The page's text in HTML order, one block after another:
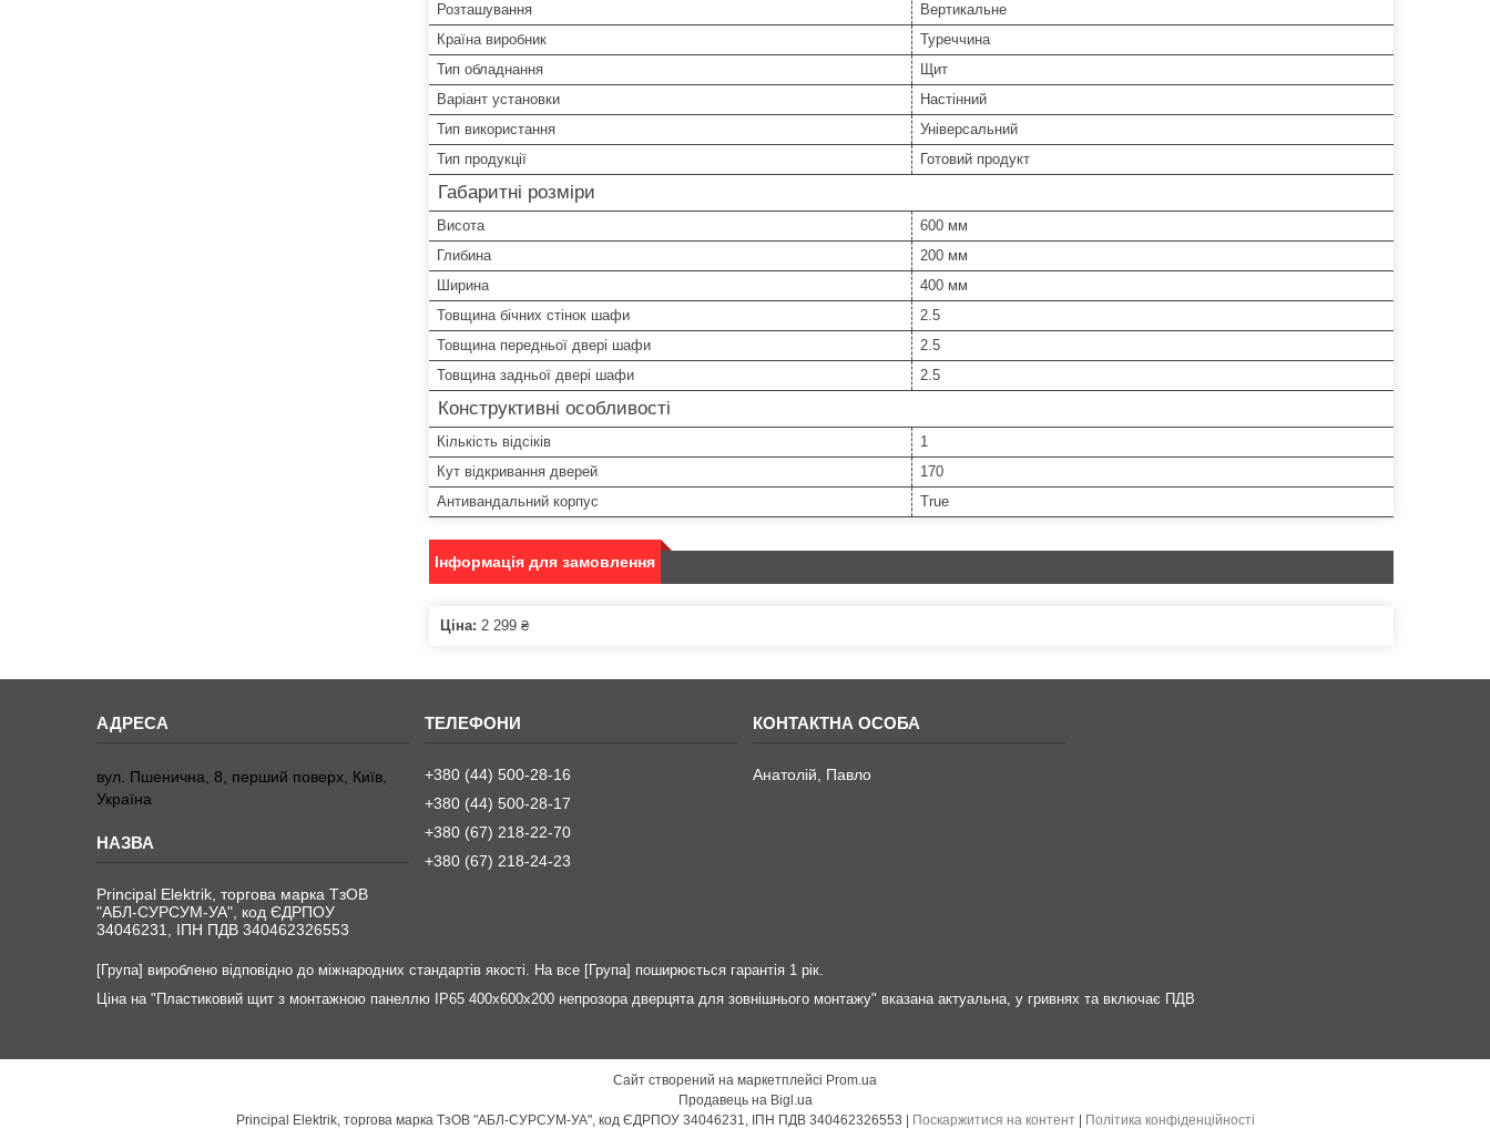
Розташування
Вертикальне
Країна виробник
Туреччина
Тип обладнання
Щит
Варіант установки
Настінний
Тип використання
Універсальний
Тип продукції
Готовий продукт
Габаритні розміри
Висота
600 мм
Глибина
200 мм
Ширина
400 мм
Товщина бічних стінок шафи
2.5
Товщина передньої двері шафи
2.5
Товщина задньої двері шафи
2.5
Конструктивні особливості
Кількість відсіків
1
Кут відкривання дверей
170
Антивандальний корпус
True
Інформація для замовлення
Ціна: 2 299 ₴
вул. Пшенична, 8, перший поверх, Київ,
Україна
Principal Elektrik, торгова марка ТзОВ
"АБЛ-СУРСУМ-УА", код ЄДРПОУ
34046231, ІПН ПДВ 340462326553
+380 (44) 500-28-16
+380 (44) 500-28-17
+380 (67) 218-22-70
+380 (67) 218-24-23
Анатолій, Павло
[Група] вироблено відповідно до міжнародних стандартів якості. На все [Група] поширюється гарантія 1 рік.
Ціна на "Пластиковий щит з монтажною панеллю IP65 400х600х200 непрозора дверцята для зовнішнього монтажу" вказана актуальна, у гривнях та включає ПДВ
Сайт створений на маркетплейсі Prom.ua
Продавець на Bigl.ua
Поскаржитися на контент Політика конфіденційності